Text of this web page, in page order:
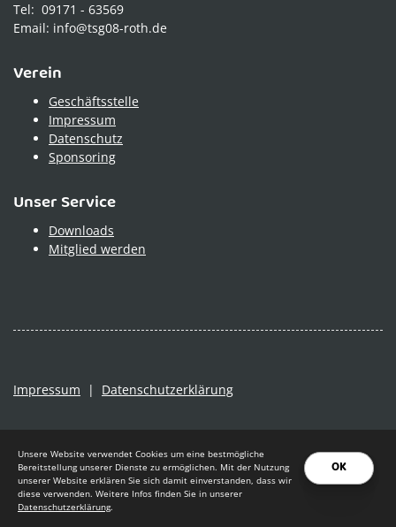
Tel: 09171 - 63569
Email: info@tsg08-roth.de
Verein
Geschäftsstelle
Impressum
Datenschutz
Sponsoring
Unser Service
Downloads
Mitglied werden
Impressum | Datenschutzerklärung
© 2026 - Turn- und Sportgemeinschaft 08 Roth e.V.
OK
Unsere Website verwendet Cookies um eine bestmögliche
Bereitstellung unserer Dienste zu ermöglichen. Mit der Nutzung
unserer Website erklären Sie sich damit einverstanden, dass wir
diese verwenden. Weitere Infos finden Sie in unserer
Datenschutzerklärung.